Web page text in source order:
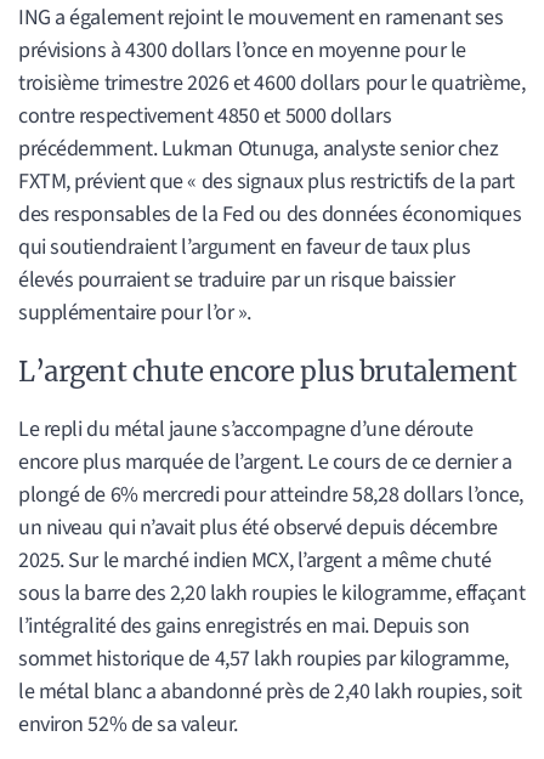
ING a également rejoint le mouvement en ramenant ses
prévisions à 4300 dollars l’once en moyenne pour le
troisième trimestre 2026 et 4600 dollars pour le quatrième,
contre respectivement 4850 et 5000 dollars
précédemment. Lukman Otunuga, analyste senior chez
FXTM, prévient que « des signaux plus restrictifs de la part
des responsables de la Fed ou des données économiques
qui soutiendraient l’argument en faveur de taux plus
élevés pourraient se traduire par un risque baissier
supplémentaire pour l’or ».
L’argent chute encore plus brutalement
Le repli du métal jaune s’accompagne d’une déroute
encore plus marquée de l’argent. Le cours de ce dernier a
plongé de 6% mercredi pour atteindre 58,28 dollars l’once,
un niveau qui n’avait plus été observé depuis décembre
2025. Sur le marché indien MCX, l’argent a même chuté
sous la barre des 2,20 lakh roupies le kilogramme, effaçant
l’intégralité des gains enregistrés en mai. Depuis son
sommet historique de 4,57 lakh roupies par kilogramme,
le métal blanc a abandonné près de 2,40 lakh roupies, soit
environ 52% de sa valeur.